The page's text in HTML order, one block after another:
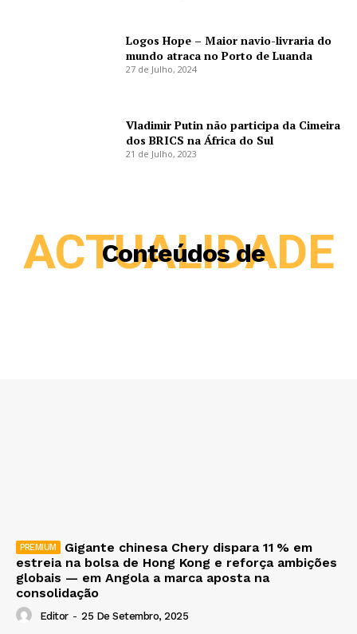
Logos Hope – Maior navio-livraria do
mundo atraca no Porto de Luanda
27 de Julho, 2024
Vladimir Putin não participa da Cimeira
dos BRICS na África do Sul
21 de Julho, 2023
Conteúdos de
ACTUALIDADE
Gigante chinesa Chery dispara 11 % em
estreia na bolsa de Hong Kong e reforça ambições
globais — em Angola a marca aposta na
consolidação
Editor - 25 De Setembro, 2025